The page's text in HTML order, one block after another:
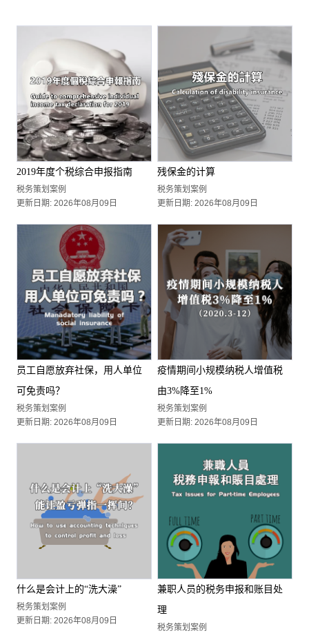
2019年度个税综合申报指南
税务策划案例
更新日期: 2026年08月09日
残保金的计算
税务策划案例
更新日期: 2026年08月09日
员工自愿放弃社保，用人单位
可免责吗？
税务策划案例
更新日期: 2026年08月09日
疫情期间小规模纳税人增值税
由3%降至1%
税务策划案例
更新日期: 2026年08月09日
什么是会计上的“洗大澡”
税务策划案例
更新日期: 2026年08月09日
兼职人员的税务申报和账目处
理
税务策划案例